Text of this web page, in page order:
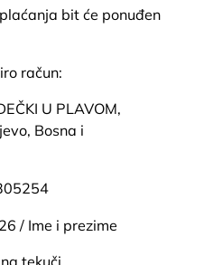
bit će ponuđen
račun:
U PLAVOM,
Bosna i
/ Ime i prezime
tekuči